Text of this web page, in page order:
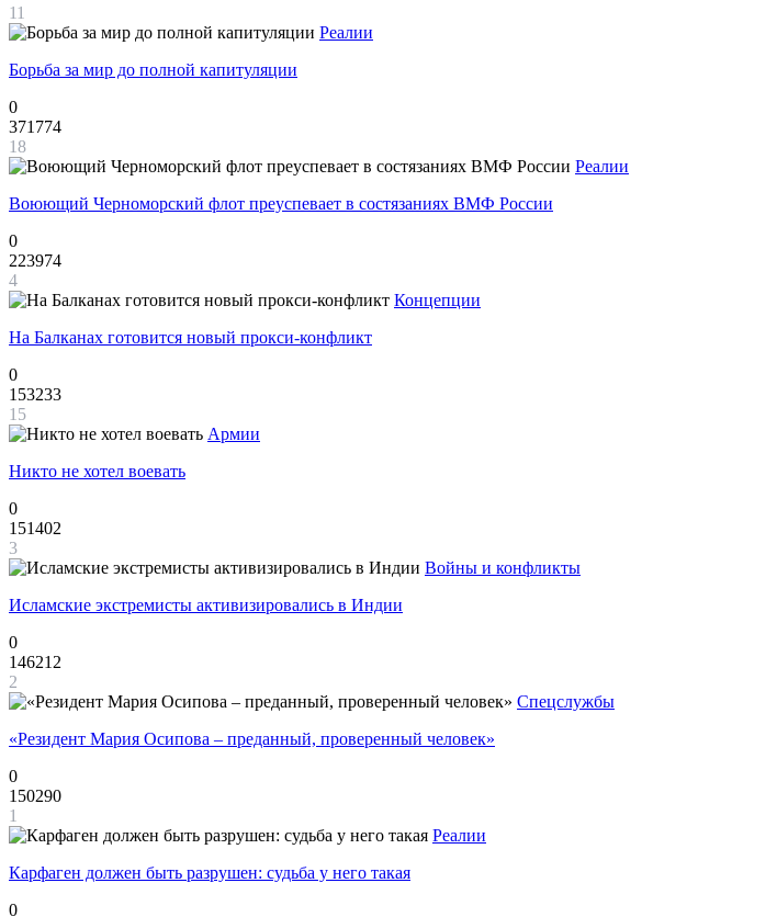
11
Реалии
Борьба за мир до полной капитуляции
0
371774
18
Реалии
Воюющий Черноморский флот преуспевает в состязаниях ВМФ России
0
223974
4
Концепции
На Балканах готовится новый прокси-конфликт
0
153233
15
Армии
Никто не хотел воевать
0
151402
3
Войны и конфликты
Исламские экстремисты активизировались в Индии
0
146212
2
Спецслужбы
«Резидент Мария Осипова – преданный, проверенный человек»
0
150290
1
Реалии
Карфаген должен быть разрушен: судьба у него такая
0